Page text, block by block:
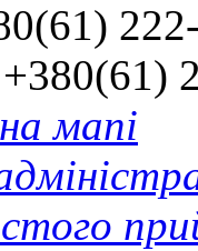
+380(61)
мапі